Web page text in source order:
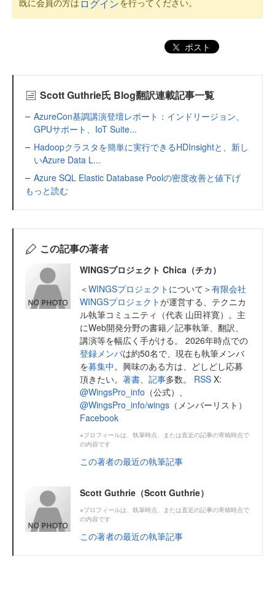
ログイン
ポスト
Scott Guthrie氏 Blog翻訳連載記事一覧
AzureCon基調講演登壇レポート：インドリージョン、
GPUサポート、IoT Suite...
Hadoopクラスタを簡単に実行できるHDInsightと、新し
いAzure Data L...
Azure SQL Elastic Database Poolの密度改善と値下げ
もっと読む
この記事の著者
WINGSプロジェクト Chica（チカ）
＜WINGSプロジェクト について＞有限会社
WINGSプロジェクトが運営する、テクニカ
ル執筆コミュニティ（代表 山田祥寛）。主
にWeb開発分野の書籍／記事執筆、翻訳、
講演等を幅広く手がける。 2026年時点での
登録メンバは約50名で、現在も執筆メンバ
を募集中。興味のある方は、どしどし応募
頂きたい。 著書、 記事多数。 RSS X:
@WingsPro_info （公式）、
@WingsPro_info/wings （メンバーリスト）
Facebook
※プロフィールは、執筆時点、または直近の記事の寄稿時点で
の内容です
この著者の最近の執筆記事
Scott Guthrie（Scott Guthrie）
※プロフィールは、執筆時点、または直近の記事の寄稿時点で
の内容です
この著者の最近の執筆記事